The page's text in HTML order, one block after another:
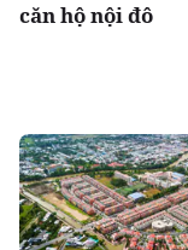
căn hộ nội đô